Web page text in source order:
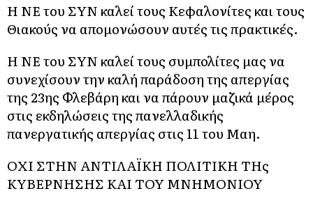
Η ΝΕ του ΣΥΝ καλεί τους Κεφαλονίτες και τους
Θιακούς να απομονώσουν αυτές τις πρακτικές.
Η ΝΕ του ΣΥΝ καλεί τους συμπολίτες μας να
συνεχίσουν την καλή παράδοση της απεργίας
της 23ης Φλεβάρη και να πάρουν μαζικά μέρος
στις εκδηλώσεις της πανελλαδικής
πανεργατικής απεργίας στις 11 του Μαη.
ΟΧΙ ΣΤΗΝ ΑΝΤΙΛΑΪΚΗ ΠΟΛΙΤΙΚΗ ΤΗς
ΚΥΒΕΡΝΗΣΗΣ ΚΑΙ ΤΟΥ ΜΝΗΜΟΝΙΟΥ